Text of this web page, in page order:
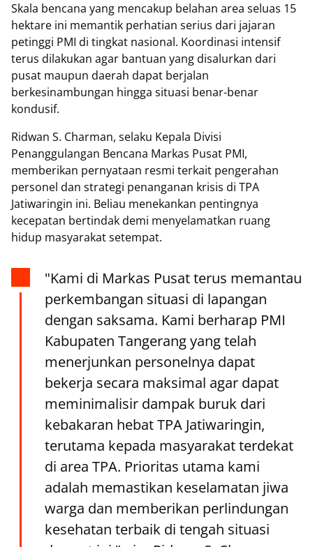
Skala bencana yang mencakup belahan area seluas 15
hektare ini memantik perhatian serius dari jajaran
petinggi PMI di tingkat nasional. Koordinasi intensif
terus dilakukan agar bantuan yang disalurkan dari
pusat maupun daerah dapat berjalan
berkesinambungan hingga situasi benar-benar
kondusif.
Ridwan S. Charman, selaku Kepala Divisi
Penanggulangan Bencana Markas Pusat PMI,
memberikan pernyataan resmi terkait pengerahan
personel dan strategi penanganan krisis di TPA
Jatiwaringin ini. Beliau menekankan pentingnya
kecepatan bertindak demi menyelamatkan ruang
hidup masyarakat setempat.
"Kami di Markas Pusat terus memantau
perkembangan situasi di lapangan
dengan saksama. Kami berharap PMI
Kabupaten Tangerang yang telah
menerjunkan personelnya dapat
bekerja secara maksimal agar dapat
meminimalisir dampak buruk dari
kebakaran hebat TPA Jatiwaringin,
terutama kepada masyarakat terdekat
di area TPA. Prioritas utama kami
adalah memastikan keselamatan jiwa
warga dan memberikan perlindungan
kesehatan terbaik di tengah situasi